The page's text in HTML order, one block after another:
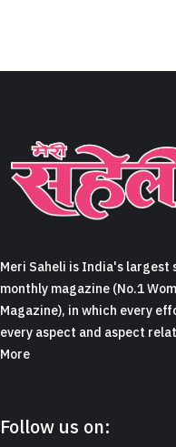
Meri Saheli is India's largest
monthly magazine (No.1
Magazine), in which every
every aspect and aspect
More
Follow us on: